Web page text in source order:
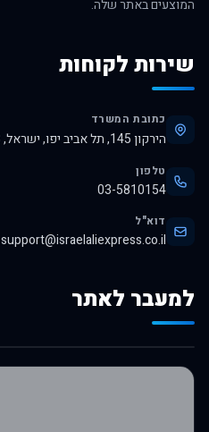
המוצעים באתר שלה.
שירות לקוחות
כתובת המשרד
הירקון 145, תל אביב יפו, ישראל, 6345313
טלפון
03-5810154
דוא"ל
support@israelaliexpress.co.il
למעבר לאתר
לרכישה באלי אקספרס